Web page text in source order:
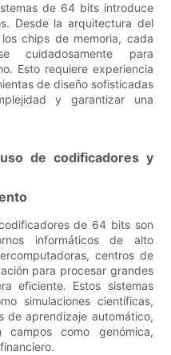
de 64 bits introduce
Desde la arquitectura del
chips de memoria, cada
cuidadosamente para
Esto requiere experiencia
de diseño sofisticadas
y garantizar una
de codificadores y
de 64 bits son
informáticos de alto
centros de
para procesar grandes
eficiente. Estos sistemas
simulaciones científicas,
de aprendizaje automático,
campos como genómica,